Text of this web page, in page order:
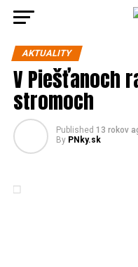
AKTUALITY
V Piešťanoch
stromoch
Published 13 rokov
By PNky.sk